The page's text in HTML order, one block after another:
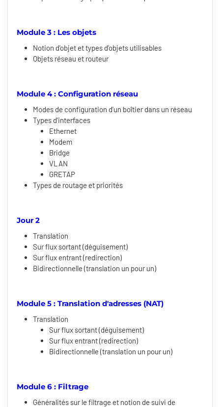
Module 3 : Les objets
Notion d'objet et types d'objets utilisables
Objets réseau et routeur
Module 4 : Configuration réseau
Modes de configuration d'un boîtier dans un réseau
Types d'interfaces
Ethernet
Modem
Bridge
VLAN
GRETAP
Types de routage et priorités
Jour 2
Translation
Sur flux sortant (déguisement)
Sur flux entrant (redirection)
Bidirectionnelle (translation un pour un)
Module 5 : Translation d'adresses (NAT)
Translation
Sur flux sortant (déguisement)
Sur flux entrant (redirection)
Bidirectionnelle (translation un pour un)
Module 6 : Filtrage
Généralités sur le filtrage et notion de suivi de